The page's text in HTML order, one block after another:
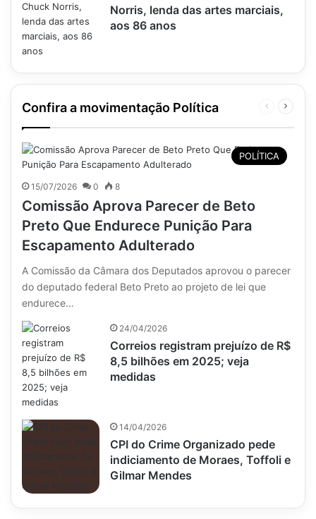
Norris, lenda das artes marciais,
aos 86 anos
Confira a movimentação Política
Página
POLÍTICA
15/07/2026 0 8
Comissão Aprova Parecer de Beto
Preto Que Endurece Punição Para
Escapamento Adulterado
A Comissão da Câmara dos Deputados aprovou o parecer
do deputado federal Beto Preto ao projeto de lei que
endurece…
24/04/2026
Correios registram prejuízo de R$
8,5 bilhões em 2025; veja
medidas
14/04/2026
CPI do Crime Organizado pede
indiciamento de Moraes, Toffoli e
Gilmar Mendes